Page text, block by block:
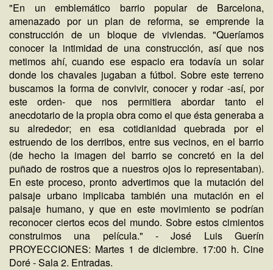
"En un emblemático barrio popular de Barcelona,
amenazado por un plan de reforma, se emprende la
construcción de un bloque de viviendas. "Queríamos
conocer la intimidad de una construcción, así que nos
metimos ahí, cuando ese espacio era todavía un solar
donde los chavales jugaban a fútbol. Sobre este terreno
buscamos la forma de convivir, conocer y rodar -así, por
este orden- que nos permitiera abordar tanto el
anecdotario de la propia obra como el que ésta generaba a
su alrededor; en esa cotidianidad quebrada por el
estruendo de los derribos, entre sus vecinos, en el barrio
(de hecho la imagen del barrio se concretó en la del
puñado de rostros que a nuestros ojos lo representaban).
En este proceso, pronto advertimos que la mutación del
paisaje urbano implicaba también una mutación en el
paisaje humano, y que en este movimiento se podrían
reconocer ciertos ecos del mundo. Sobre estos cimientos
construimos una película." - José Luis Guerín
PROYECCIONES: Martes 1 de diciembre. 17:00 h. Cine
Doré - Sala 2. Entradas.